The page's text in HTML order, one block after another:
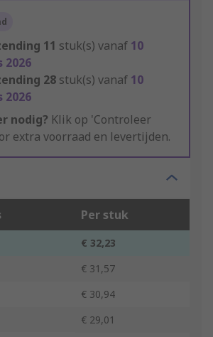
11 stuk(s) vanaf 10
2026
28 stuk(s) vanaf 10
2026
nodig? Klik op 'Controleer
extra voorraad en levertijden.
Per stuk
€ 32,23
€ 31,57
€ 30,94
€ 29,01